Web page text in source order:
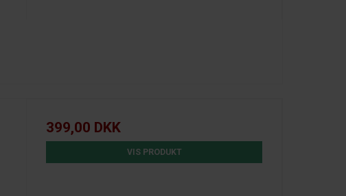
399,00 DKK
VIS PRODUKT